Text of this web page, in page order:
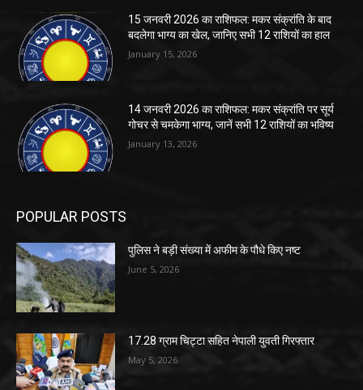
15 जनवरी 2026 का राशिफल: मकर संक्रांति के बाद
बदलेगा भाग्य का खेल, जानिए सभी 12 राशियों का हाल
January 15, 2026
14 जनवरी 2026 का राशिफल: मकर संक्रांति पर सूर्य
गोचर से चमकेगा भाग्य, जानें सभी 12 राशियों का भविष्य
January 13, 2026
POPULAR POSTS
पुलिस ने बड़ी संख्या में अफीम के पौधे किए नष्ट
June 5, 2026
17.28 ग्राम चिट्टा सहित नेपाली युवती गिरफ्तार
May 5, 2026